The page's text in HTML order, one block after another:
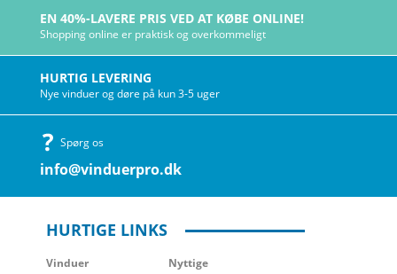
EN 40%-LAVERE PRIS VED AT KØBE ONLINE!
Shopping online er praktisk og overkommeligt
HURTIG LEVERING
Nye vinduer og døre på kun 3-5 uger
Spørg os
info@vinduerpro.dk
HURTIGE LINKS
Vinduer
Nyttige